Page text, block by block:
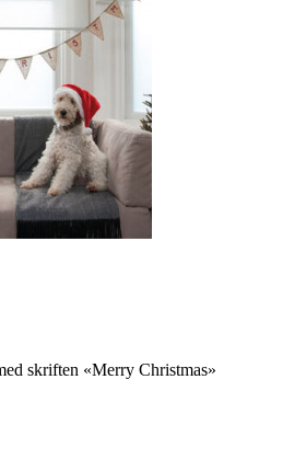
skriften «Merry Christmas»